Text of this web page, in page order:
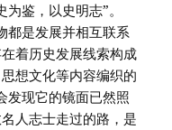
鉴，以史明志”。
都是发展并相互联系
着历史发展线索构成
想文化等内容编织的
发现它的镜面已然照
人志士走过的路，是